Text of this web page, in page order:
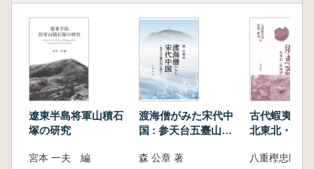
第4章 高麗陶器大型壺の消費とその用途
第1節 本章の課題
第2節 大型壺の消費に関する検討
第3節 大型壺の消費様相
第4節 時期別の分布からみる大型壺の消
費様相と窯跡との関係
第5節 小結
費
遼東半島将軍山積石
塚の研究
宮本 一夫 編
渡海僧がみた宋代中
国 : 参天台五臺山記
森 公章 著
古代蝦夷と
北東北・北